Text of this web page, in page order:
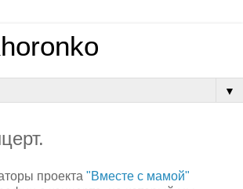
▼
проекта "Вместе с мамой"